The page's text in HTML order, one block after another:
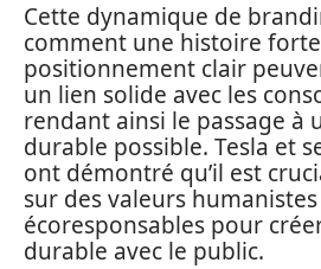
Cette dynamique de
comment une histoire
positionnement clair
un lien solide avec les
rendant ainsi le passage à
durable possible. Tesla et
ont démontré qu’il est
sur des valeurs
écoresponsables pour
durable avec le public.